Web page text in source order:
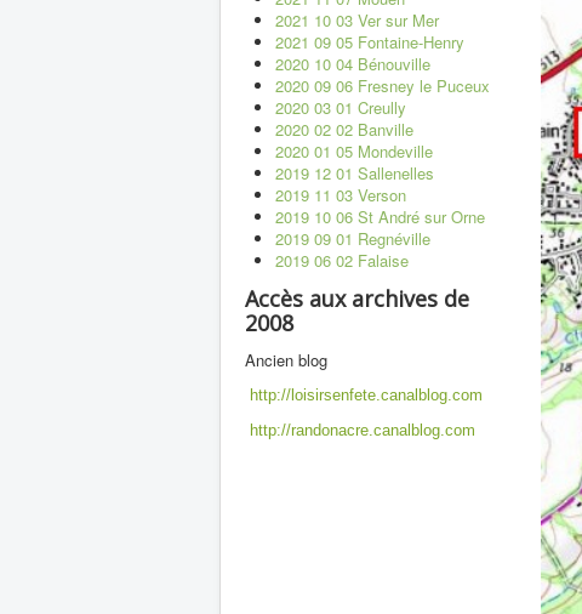
2021 10 03 Ver sur Mer
2021 09 05 Fontaine-Henry
2020 10 04 Bénouville
2020 09 06 Fresney le Puceux
2020 03 01 Creully
2020 02 02 Banville
2020 01 05 Mondeville
2019 12 01 Sallenelles
2019 11 03 Verson
2019 10 06 St André sur Orne
2019 09 01 Regnéville
2019 06 02 Falaise
Accès aux archives de
2008
Ancien blog
http://loisirsenfete.canalblog.com
http://randonacre.canalblog.com